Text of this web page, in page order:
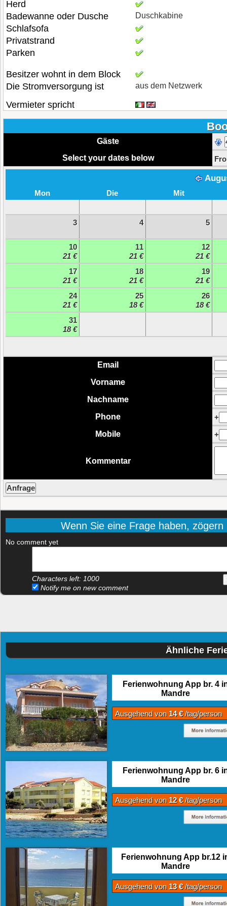
Herd
Badewanne oder Dusche
Duschkabine
Schlafsofa
Privatstrand
Parken
Besitzer wohnt in dem Block
Die Stromversorgung ist
aus dem Netzwerk
Vermieter spricht
Gäste
Select your dates below
Mon Die Mit
3 4 5
10
21 €
11
21 €
12
21 €
17
21 €
18
21 €
19
21 €
24
21 €
25
18 €
26
18 €
31
18 €
Email
Vorname
Nachname
Phone
+
Mobile
+
Kommentar
Wenn Sie eine Frage haben,
No comment yet
Characters left: 1000
Notify me on new comment
Ähnliche
Ferienwohnung App br. 4
Mandre
Ausgehend von 14 €/tag/person
Ferienwohnung App br. 6
Mandre
Ausgehend von 12 €/tag/person
Ferienwohnung App br.12
Mandre
Ausgehend von 13 €/tag/person